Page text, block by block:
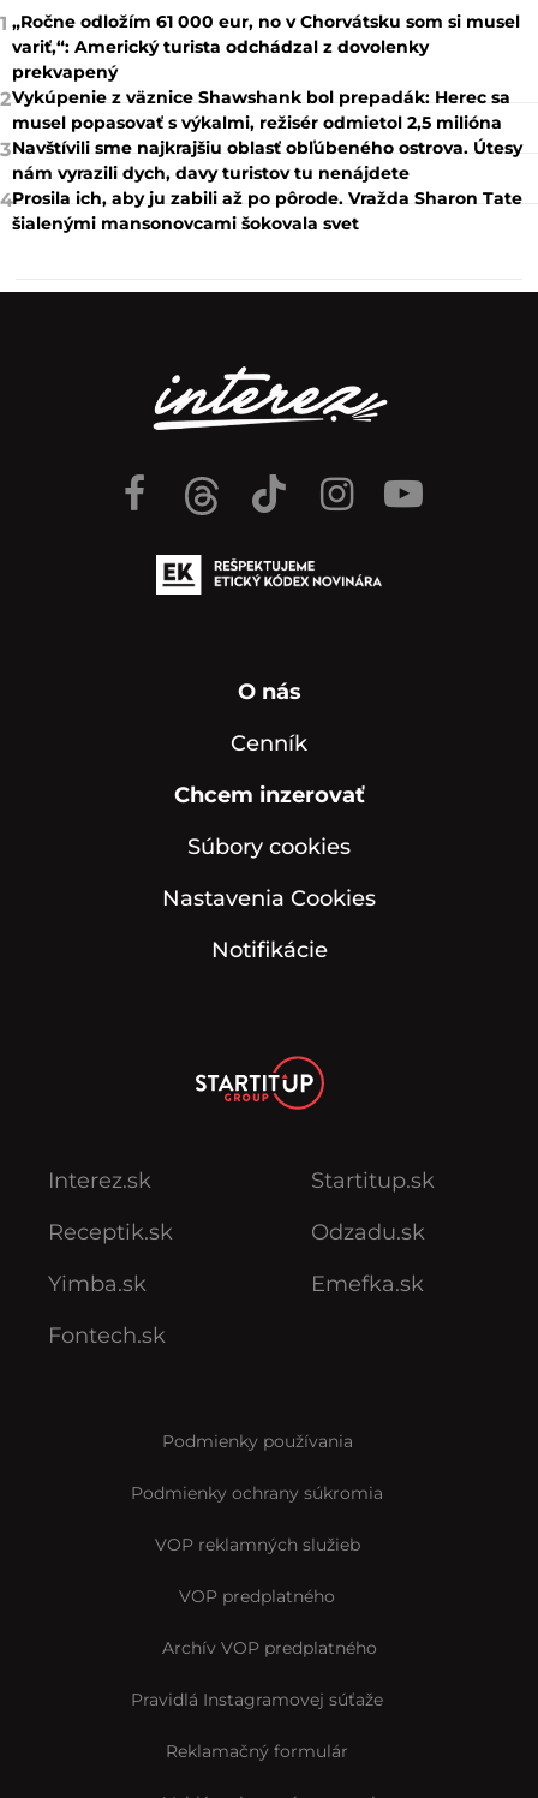
1 „Ročne odložím 61 000 eur, no v Chorvátsku som si musel
variť,“: Americký turista odchádzal z dovolenky
prekvapený
2Vykúpenie z väznice Shawshank bol prepadák: Herec sa
musel popasovať s výkalmi, režisér odmietol 2,5 milióna
3Navštívili sme najkrajšiu oblasť obľúbeného ostrova. Útesy
nám vyrazili dych, davy turistov tu nenájdete
4Prosila ich, aby ju zabili až po pôrode. Vražda Sharon Tate
šialenými mansonovcami šokovala svet
O nás
Cenník
Chcem inzerovať
Súbory cookies
Nastavenia Cookies
Notifikácie
Interez.sk
Receptik.sk
Yimba.sk
Fontech.sk
Startitup.sk
Odzadu.sk
Emefka.sk
Podmienky používania
Podmienky ochrany súkromia
VOP reklamných služieb
VOP predplatného
Archív VOP predplatného
Pravidlá Instagramovej súťaže
Reklamačný formulár